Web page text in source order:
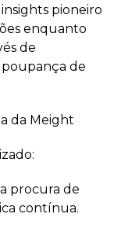
pioneiro
enquanto
de
de
da Meight
procura de
contínua.